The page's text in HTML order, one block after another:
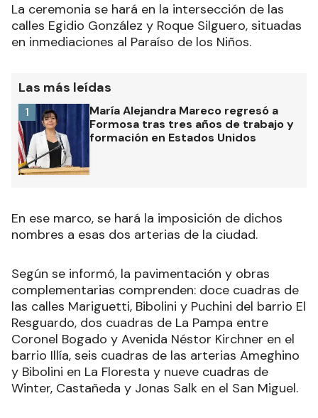
La ceremonia se hará en la intersección de las
calles Egidio González y Roque Silguero, situadas
en inmediaciones al Paraíso de los Niños.
Las más leídas
María Alejandra Mareco regresó a
Formosa tras tres años de trabajo y
formación en Estados Unidos
1
En ese marco, se hará la imposición de dichos
nombres a esas dos arterias de la ciudad.
Según se informó, la pavimentación y obras
complementarias comprenden: doce cuadras de
las calles Mariguetti, Bibolini y Puchini del barrio El
Resguardo, dos cuadras de La Pampa entre
Coronel Bogado y Avenida Néstor Kirchner en el
barrio Illía, seis cuadras de las arterias Ameghino
y Bibolini en La Floresta y nueve cuadras de
Winter, Castañeda y Jonas Salk en el San Miguel.